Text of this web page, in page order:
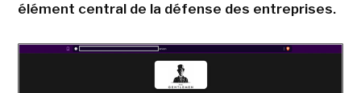
élément central de la défense des entreprises.